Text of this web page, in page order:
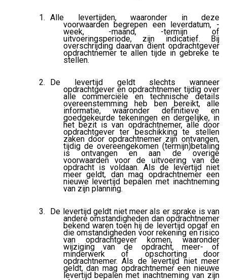
Alle levertijden, waaronder in deze
voorwaarden begrepen een leverdatum, -
week, -maand, -termijn of
uitvoeringsperiode, zijn indicatief. Bij
overschrijding daarvan dient opdrachtgever
opdrachtnemer te allen tijde in gebreke te
stellen.
De levertijd geldt slechts wanneer
opdrachtgever en opdrachtnemer tijdig over
alle commerciële en technische details
overeenstemming heb ben bereikt, alle
informatie, waaronder definitieve en
goedgekeurde tekeningen en dergelijke, in
het bezit is van opdrachtnemer, alle door
opdrachtgever ter beschikking te stellen
zaken door opdrachtnemer zijn ontvangen,
tijdig de overeengekomen (termijn)betaling
is ontvangen en aan de overige
voorwaarden voor de uitvoering van de
opdracht is voldaan. Als de levertijd niet
meer geldt, dan mag opdrachtnemer een
nieuwe levertijd bepalen met inachtneming
van zijn planning.
De levertijd geldt niet meer als er sprake is van
andere omstandigheden dan opdrachtnemer
bekend waren toen hij de levertijd opgaf en
die omstandigheden voor rekening en risico
van opdrachtgever komen, waaronder
wijziging van de opdracht, meer- of
minderwerk of opschorting door
opdrachtnemer. Als de levertijd niet meer
geldt, dan mag opdrachtnemer een nieuwe
levertijd bepalen met inachtneming van zijn